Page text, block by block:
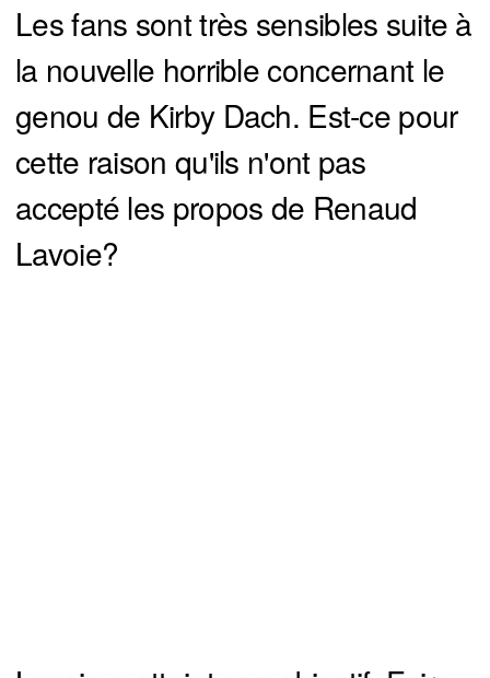
Les fans sont très sensibles suite à
la nouvelle horrible concernant le
genou de Kirby Dach. Est-ce pour
cette raison qu'ils n'ont pas
accepté les propos de Renaud
Lavoie?